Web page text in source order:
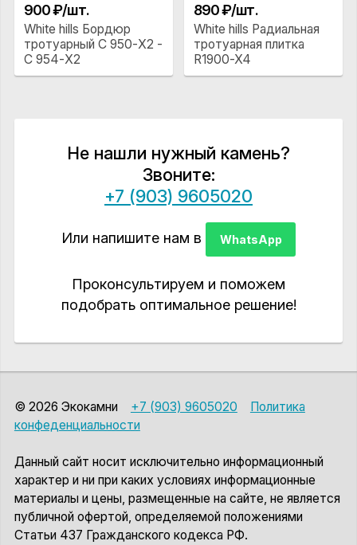
900 ₽/шт.
White hills Бордюр
тротуарный С 950-X2 -
С 954-X2
890 ₽/шт.
White hills Радиальная
тротуарная плитка
R1900-X4
Не нашли нужный камень?
Звоните:
+7 (903) 9605020
Или напишите нам в WhatsApp
Проконсультируем и поможем
подобрать оптимальное решение!
© 2026 Экокамни +7 (903) 9605020
Политика
конфеденциальности
Данный сайт носит исключительно информационный
характер и ни при каких условиях информационные
материалы и цены, размещенные на сайте, не является
публичной офертой, определяемой положениями
Статьи 437 Гражданского кодекса РФ.